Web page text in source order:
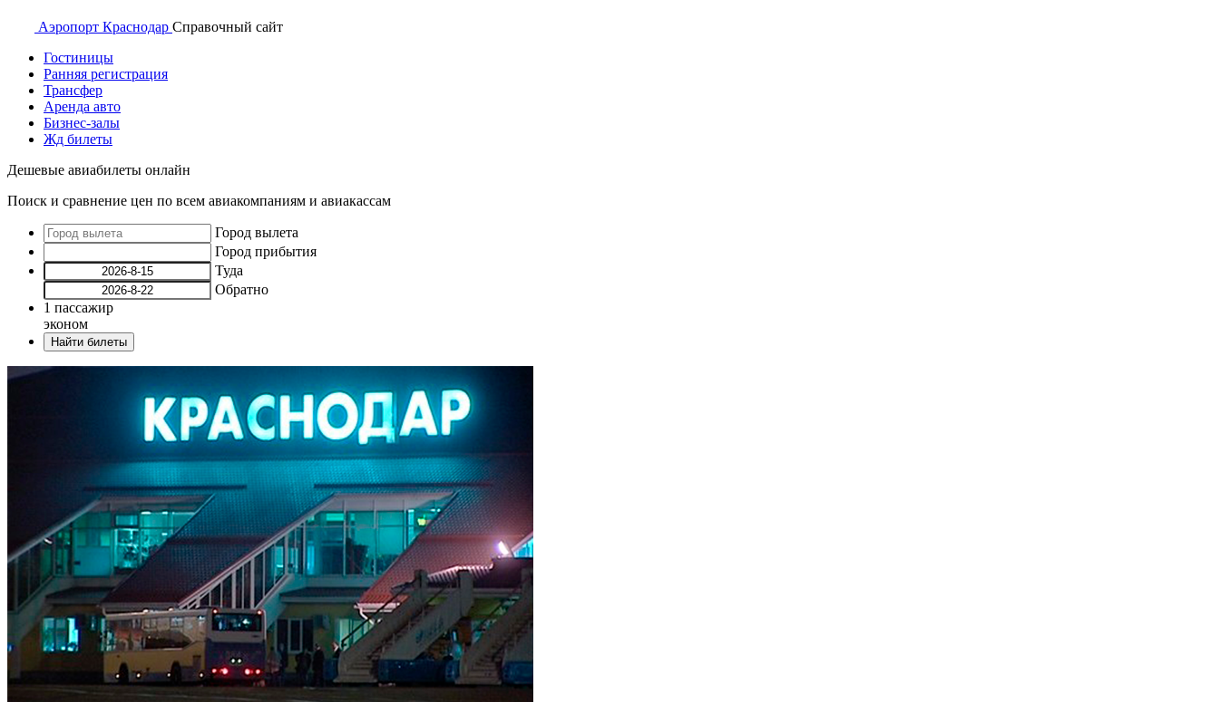
Аэропорт Краснодар Справочный сайт
Гостиницы
Ранняя регистрация
Трансфер
Аренда авто
Бизнес-залы
Жд билеты
Дешевые авиабилеты онлайн
Поиск и сравнение цен по всем авиакомпаниям и авиакассам
Город вылета
Город прибытия
Туда
Обратно
1 пассажир
эконом
Найти билеты